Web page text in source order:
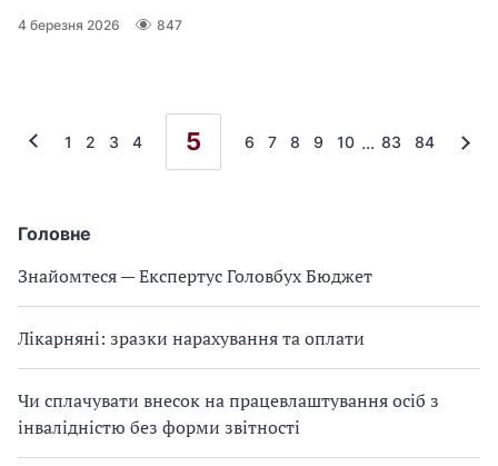
Головне
Знайомтеся — Експертус Головбух Бюджет
Лікарняні: зразки нарахування та оплати
Чи сплачувати внесок на працевлаштування осіб з
інвалідністю без форми звітності
4 березня 2026 847
1 2 3 4 5 6 7 8 9 10 ... 83 84